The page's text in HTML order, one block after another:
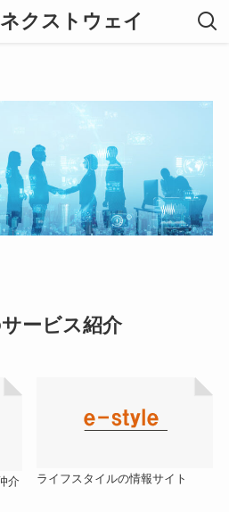
クストウェイ
ービス紹介
介
ライフスタイルの情報サイト